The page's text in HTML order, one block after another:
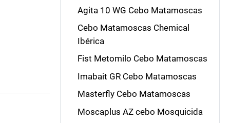
Agita 10 WG Cebo Matamoscas
Cebo Matamoscas Chemical
Ibérica
Fist Metomilo Cebo Matamoscas
Imabait GR Cebo Matamoscas
Masterfly Cebo Matamoscas
Moscaplus AZ cebo Mosquicida